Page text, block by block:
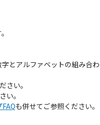
とアルファベットの組み合
さい。
い。
も併せてご参照ください。